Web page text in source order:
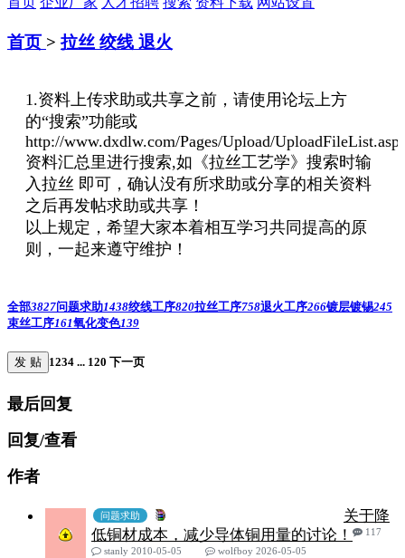
首页 > 拉丝 绞线 退火
1.资料上传求助或共享之前，请使用论坛上方
的“搜索”功能或
http://www.dxdlw.com/Pages/Upload/
资料汇总里进行搜索,如《拉丝工艺学》搜索时输
入拉丝 即可，确认没有所求助或分享的相关资料
之后再发帖求助或共享！
以上规定，希望大家本着相互学习共同提高的原
则，一起来遵守维护！
全部3827问题求助1438绞线工序820拉丝工序758退火工序266镀层镀锡245
束丝工序161氧化变色139
发 贴 1234 ... 120 下一页
最后回复
回复/查看
作者
问题求助
关于降
低铜材成本，减少导体铜用量的讨论！
117
stanly 2010-05-05
wolfboy 2026-05-05